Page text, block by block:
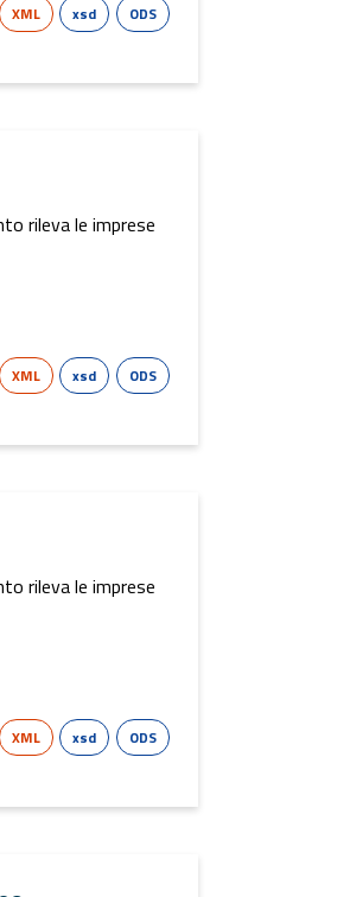
XML xsd ODS
rileva le imprese
XML xsd ODS
rileva le imprese
XML xsd ODS